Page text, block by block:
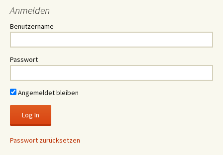
Anmelden
Benutzername
Passwort
Angemeldet bleiben
Passwort zurücksetzen